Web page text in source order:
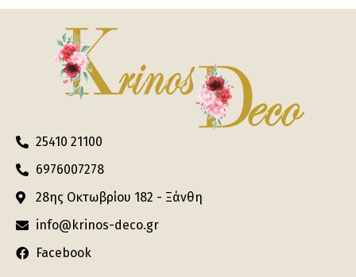
25410 21100
6976007278
28ης Οκτωβρίου 182 - Ξάνθη
info@krinos-deco.gr
Facebook